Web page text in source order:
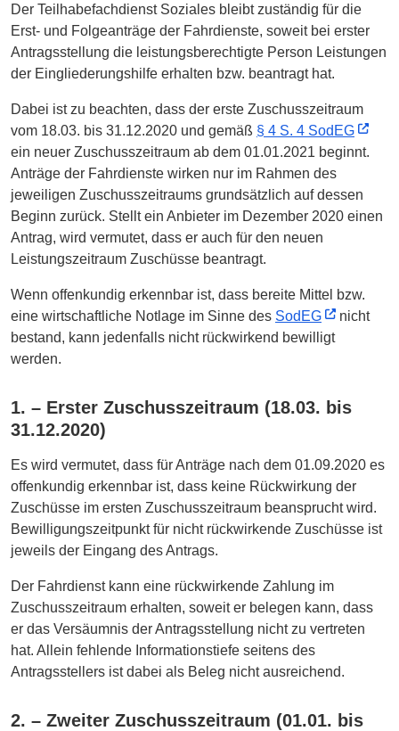
Der Teilhabefachdienst Soziales bleibt zuständig für die
Erst- und Folgeanträge der Fahrdienste, soweit bei erster
Antragsstellung die leistungsberechtigte Person Leistungen
der Eingliederungshilfe erhalten bzw. beantragt hat.
Dabei ist zu beachten, dass der erste Zuschusszeitraum
vom 18.03. bis 31.12.2020 und gemäß § 4 S. 4 SodEG
ein neuer Zuschusszeitraum ab dem 01.01.2021 beginnt.
Anträge der Fahrdienste wirken nur im Rahmen des
jeweiligen Zuschusszeitraums grundsätzlich auf dessen
Beginn zurück. Stellt ein Anbieter im Dezember 2020 einen
Antrag, wird vermutet, dass er auch für den neuen
Leistungszeitraum Zuschüsse beantragt.
Wenn offenkundig erkennbar ist, dass bereite Mittel bzw.
eine wirtschaftliche Notlage im Sinne des SodEG
nicht
bestand, kann jedenfalls nicht rückwirkend bewilligt
werden.
1. – Erster Zuschusszeitraum (18.03. bis
31.12.2020)
Es wird vermutet, dass für Anträge nach dem 01.09.2020 es
offenkundig erkennbar ist, dass keine Rückwirkung der
Zuschüsse im ersten Zuschusszeitraum beansprucht wird.
Bewilligungszeitpunkt für nicht rückwirkende Zuschüsse ist
jeweils der Eingang des Antrags.
Der Fahrdienst kann eine rückwirkende Zahlung im
Zuschusszeitraum erhalten, soweit er belegen kann, dass
er das Versäumnis der Antragsstellung nicht zu vertreten
hat. Allein fehlende Informationstiefe seitens des
Antragsstellers ist dabei als Beleg nicht ausreichend.
2. – Zweiter Zuschusszeitraum (01.01. bis